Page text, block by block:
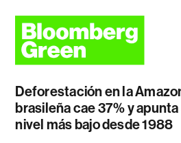
Deforestación en la
brasileña cae 37% y apunta
nivel más bajo desde 1988